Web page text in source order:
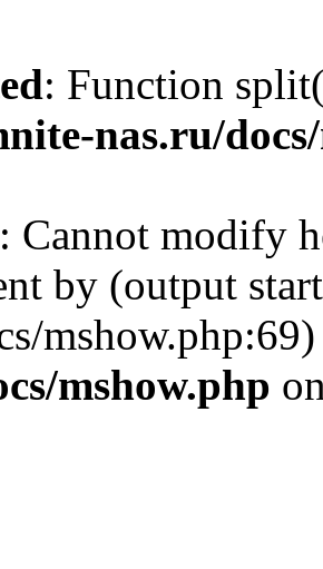
: Function
nas.ru/
: Cannot modify
by (output
mshow.php